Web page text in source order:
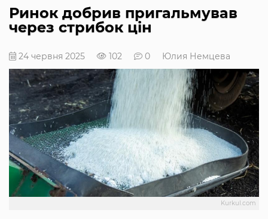
Ринок добрив пригальмував
через стрибок цін
24 червня 2025 102 0 Юлия Немцева
Kurkul.com